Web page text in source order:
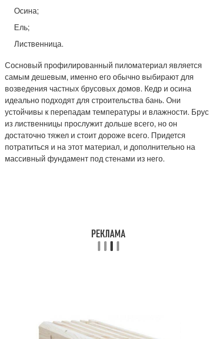
Осина;
Ель;
Лиственница.
Сосновый профилированный пиломатериал является
самым дешевым, именно его обычно выбирают для
возведения частных брусовых домов. Кедр и осина
идеально подходят для строительства бань. Они
устойчивы к перепадам температуры и влажности. Брус
из лиственницы прослужит дольше всего, но он
достаточно тяжел и стоит дороже всего. Придется
потратиться и на этот материал, и дополнительно на
массивный фундамент под стенами из него.